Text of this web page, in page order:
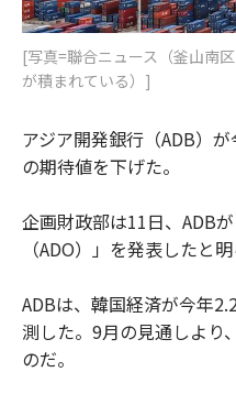
[写真=聯合ニュース（釜山南
が積まれている）]
アジア開発銀行（ADB）
の期待値を下げた。
企画財政部は11日、ADB
（ADO）」を発表したと
ADBは、韓国経済が今年
測した。9月の見通しより
のだ。